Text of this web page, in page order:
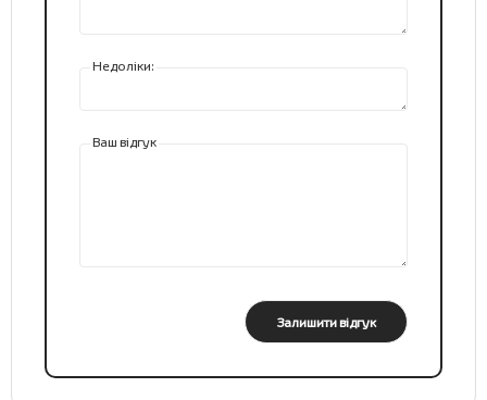
Недоліки:
Ваш відгук
Залишити відгук